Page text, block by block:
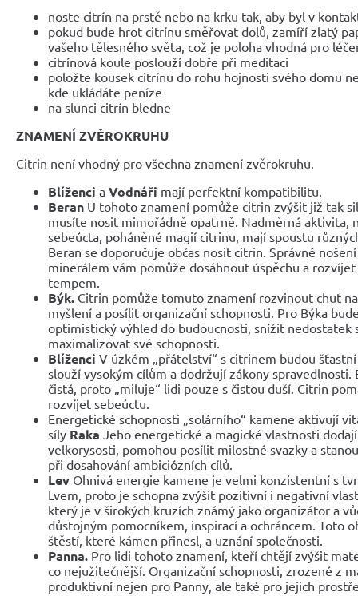
noste citrín na prstě nebo na krku tak, aby byl v
pokud bude hrot citrínu směřovat dolů, zamíří zlatý
vašeho tělesného světa, což je poloha vhodná pro
citrínová koule poslouží dobře při meditaci
položte kousek citrínu do rohu hojnosti svého domu
kde ukládáte peníze
na slunci citrín bledne
ZNAMENÍ ZVĚROKRUHU
Citrin není vhodný pro všechna znamení zvěrokruhu.
Blíženci a Vodnáři mají perfektní kompatibilitu.
Beran U tohoto znamení pomůže citrin zvýšit již tak
musíte nosit mimořádně opatrně. Nadměrná aktivita,
sebeúcta, poháněné magií citrinu, mají spoustu
Beran se doporučuje občas nosit citrin. Správné
minerálem vám pomůže dosáhnout úspěchu a
tempem.
Býk. Citrin pomůže tomuto znamení rozvinout chuť
myšlení a posílit organizační schopnosti. Pro Býka
optimistický výhled do budoucnosti, snížit nedostatek
maximalizovat své schopnosti.
Blíženci V úzkém „přátelství“ s citrinem budou
slouží vysokým cílům a dodržují zákony
čistá, proto „miluje“ lidi pouze s čistou duší. Citrin
rozvíjet sebeúctu.
Energetické schopnosti „solárního“ kamene aktivují
síly Raka Jeho energetické a magické vlastnosti
velkorysosti, pomohou posílit milostné svazky a
při dosahování ambiciózních cílů.
Lev Ohnivá energie kamene je velmi konzistentní s
Lvem, proto je schopna zvýšit pozitivní i negativní
který je v širokých kruzích známý jako organizátor a
důstojným pomocníkem, inspirací a ochráncem. Toto
štěstí, které kámen přinesl, a uznání společnosti.
Panna. Pro lidi tohoto znamení, kteří chtějí zvýšit
co nejužitečnější. Organizační schopnosti, zrozené z
produktivní nejen pro Panny, ale také pro jejich